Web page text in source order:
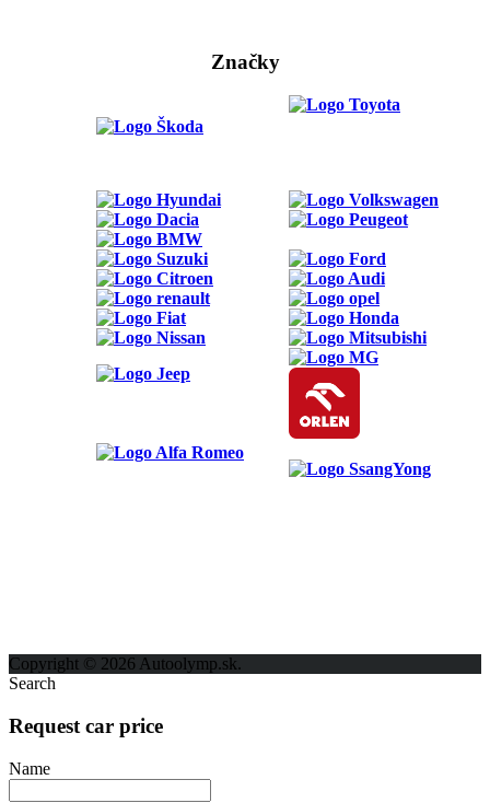
Značky
Copyright © 2026 Autoolymp.sk.
Search
Request car price
Name